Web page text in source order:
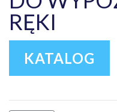
RĘKI
KATALOG